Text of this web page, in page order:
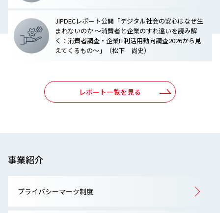
JIPDECレポート公開「デジタル社会の安心はなぜ生
まれないのか ～消費者と企業のすれ違いを読み解
く：消費者調査・企業IT利活用動向調査2026から見
えてくるもの～」（松下 尚史）
レポート一覧を見る
事業紹介
プライバシーマーク制度